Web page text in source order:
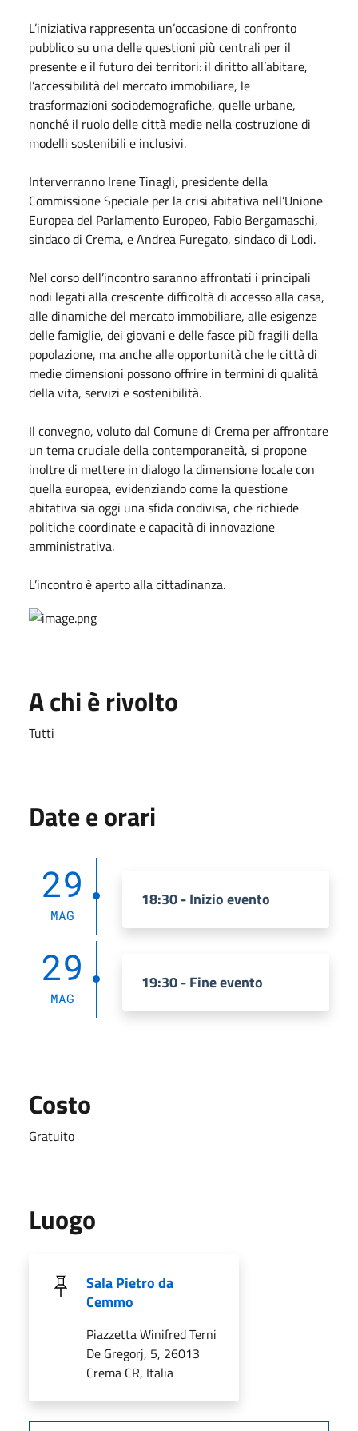
L’iniziativa rappresenta un’occasione di confronto
pubblico su una delle questioni più centrali per il
presente e il futuro dei territori: il diritto all’abitare,
l’accessibilità del mercato immobiliare, le
trasformazioni sociodemografiche, quelle urbane,
nonché il ruolo delle città medie nella costruzione di
modelli sostenibili e inclusivi.
Interverranno Irene Tinagli, presidente della
Commissione Speciale per la crisi abitativa nell’Unione
Europea del Parlamento Europeo, Fabio Bergamaschi,
sindaco di Crema, e Andrea Furegato, sindaco di Lodi.
Nel corso dell’incontro saranno affrontati i principali
nodi legati alla crescente difficoltà di accesso alla casa,
alle dinamiche del mercato immobiliare, alle esigenze
delle famiglie, dei giovani e delle fasce più fragili della
popolazione, ma anche alle opportunità che le città di
medie dimensioni possono offrire in termini di qualità
della vita, servizi e sostenibilità.
Il convegno, voluto dal Comune di Crema per affrontare
un tema cruciale della contemporaneità, si propone
inoltre di mettere in dialogo la dimensione locale con
quella europea, evidenziando come la questione
abitativa sia oggi una sfida condivisa, che richiede
politiche coordinate e capacità di innovazione
amministrativa.
L’incontro è aperto alla cittadinanza.
A chi è rivolto
Tutti
Date e orari
29
MAG
18:30 - Inizio evento
29
MAG
19:30 - Fine evento
Costo
Gratuito
Luogo
Sala Pietro da
Cemmo
Piazzetta Winifred Terni
De Gregorj, 5, 26013
Crema CR, Italia